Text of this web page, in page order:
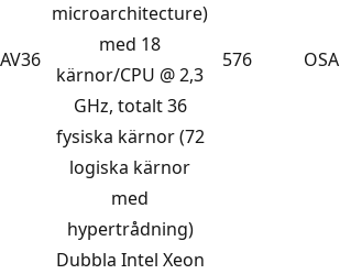
AV36
microarchitecture)
med 18
kärnor/CPU @ 2,3
GHz, totalt 36
fysiska kärnor (72
logiska kärnor
med
hypertrådning)
576 OSA
Dubbla Intel Xeon